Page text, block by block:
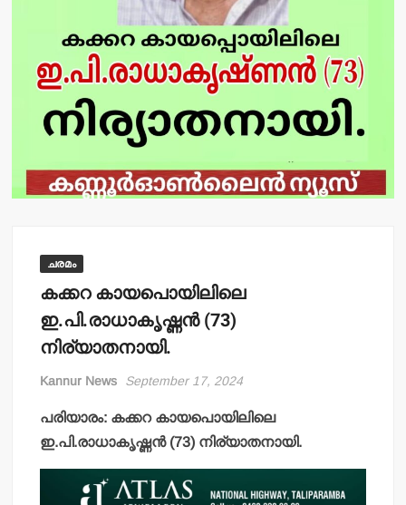
ചരമം
കക്കറ കായപൊയിലിലെ
ഇ.പി.രാധാകൃഷ്ണന്‍ (73)
നിര്യാതനായി.
Kannur News September 17, 2024
പരിയാരം: കക്കറ കായപൊയിലിലെ
ഇ.പി.രാധാകൃഷ്ണന്‍ (73) നിര്യാതനായി.